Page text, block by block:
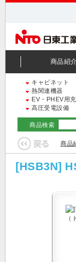
商品紹
キャビネット
熱関連機器
EV・PHEV用
高圧受電設備
商品検索
商品
[HSB3N]